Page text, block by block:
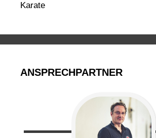
Karate
ANSPRECHPARTNER